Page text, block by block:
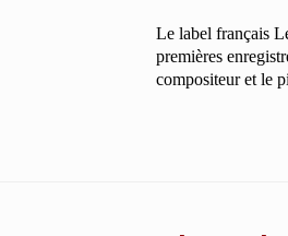
Le label français
premières
compositeur et le